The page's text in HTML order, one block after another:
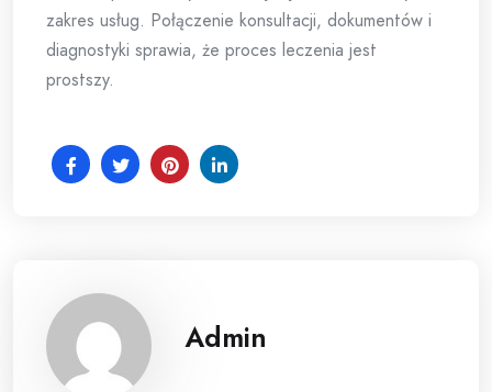
zakres usług. Połączenie konsultacji, dokumentów i
diagnostyki sprawia, że proces leczenia jest
prostszy.
Admin